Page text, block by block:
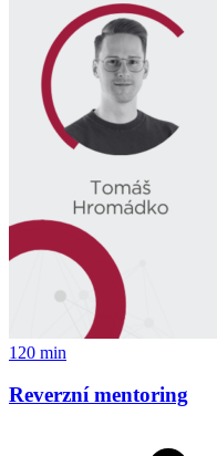
120 min
Reverzní mentoring